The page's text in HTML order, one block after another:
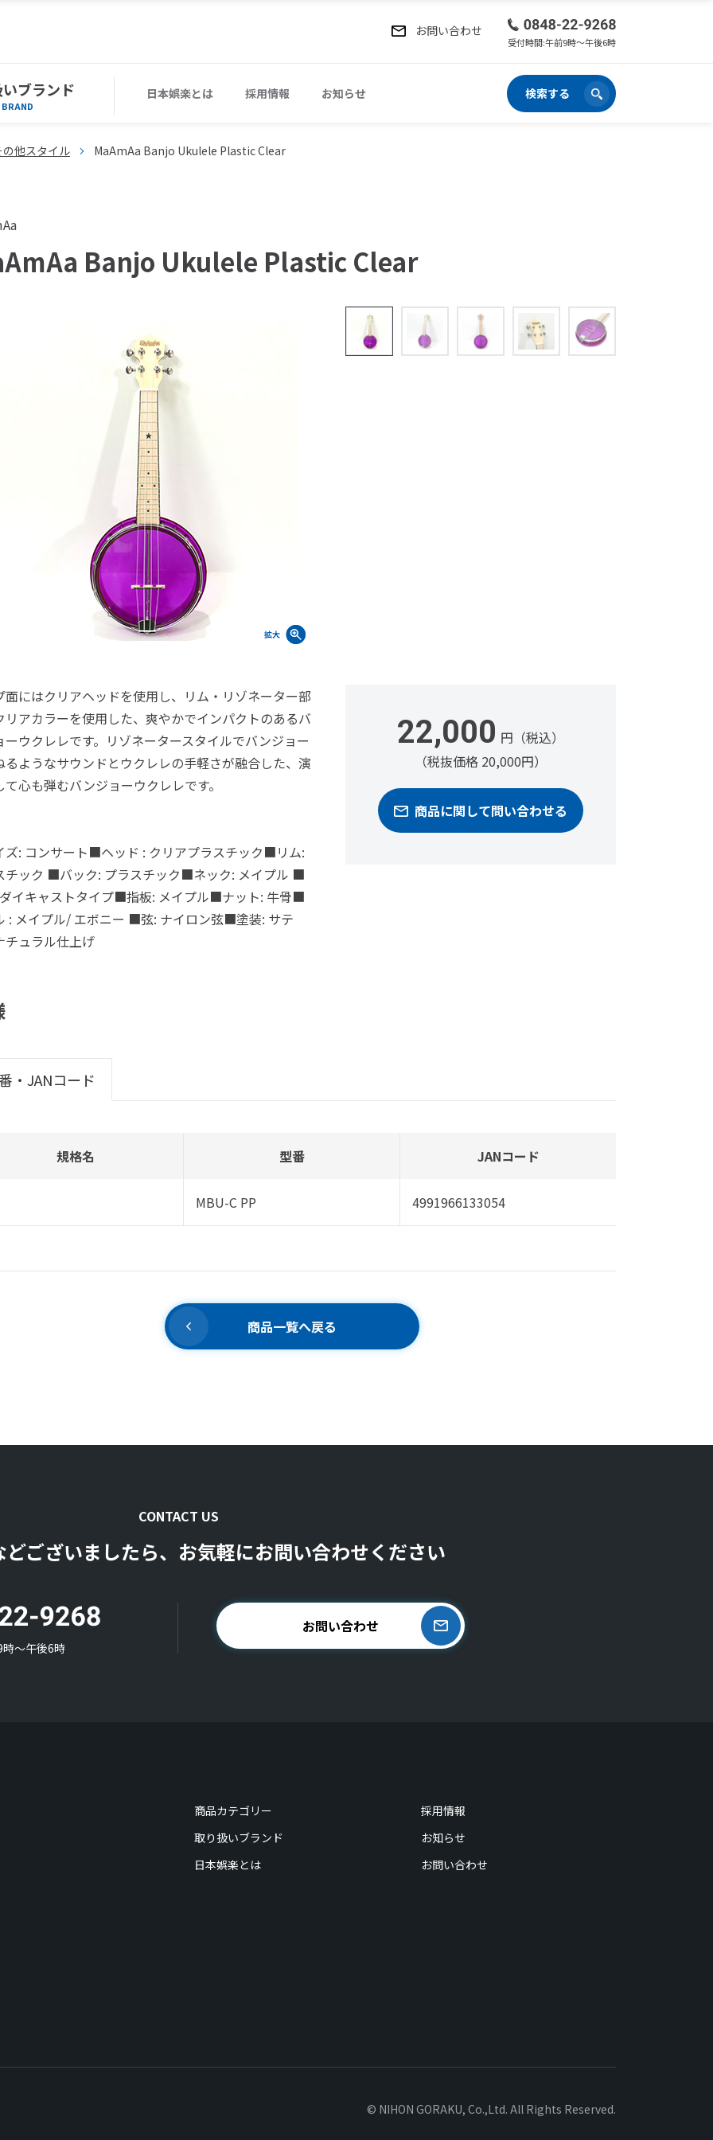
お問い合わせ
受付時間:午前9時〜午後6時
ブランド
BRAND
日本娯楽とは 採用情報 お知らせ 検索する
の他スタイル MaAmAa Banjo Ukulele Plastic Clear
Banjo Ukulele Plastic Clear
面にはクリアヘッドを使用し、リム・リゾネーター部
リアカラーを使用した、爽やかでインパクトのあるバ
ーウクレレです。リゾネータースタイルでバンジョー
るようなサウンドとウクレレの手軽さが融合した、演
て心も弾むバンジョーウクレレです。
: コンサート■ヘッド : クリアプラスチック■リム:
チック ■バック: プラスチック■ネック: メイプル ■
イキャストタイプ■指板: メイプル■ナット: 牛骨■
: メイプル/ エボニー ■弦: ナイロン弦■塗装: サテ
チュラル仕上げ
22,000 円（税込）
（税抜価格 20,000円）
商品に関して問い合わせる
・JANコード
規格名 型番 JANコード
MBU-C PP 4991966133054
商品一覧へ戻る
CONTACT US
ございましたら、お気軽にお問い合わせください
〜午後6時
お問い合わせ
商品カテゴリー
採用情報
取り扱いブランド
お知らせ
日本娯楽とは
お問い合わせ
© NIHON GORAKU, Co.,Ltd. All Rights Reserved.